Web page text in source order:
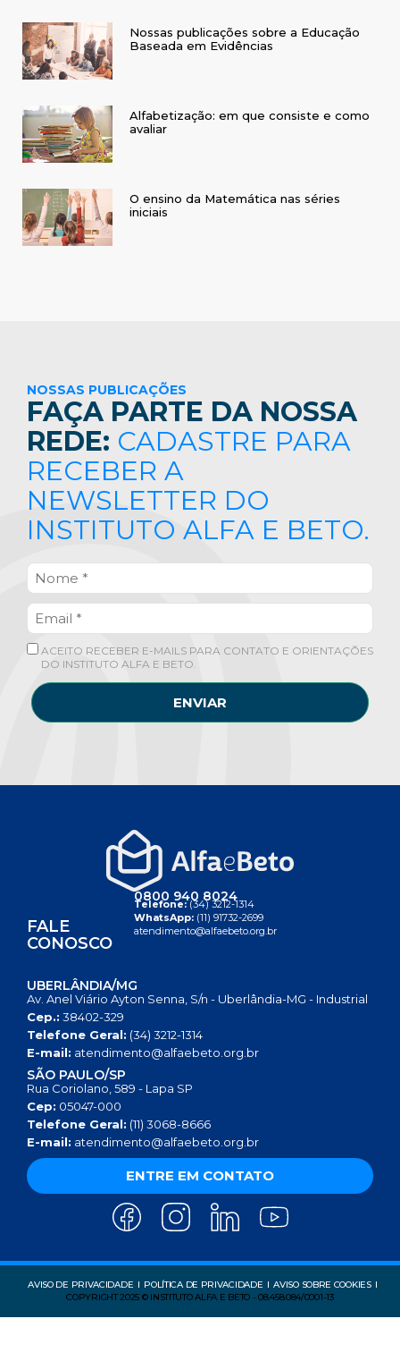
Nossas publicações sobre a Educação
Baseada em Evidências
Alfabetização: em que consiste e como
avaliar
O ensino da Matemática nas séries
iniciais
NOSSAS PUBLICAÇÕES
FAÇA PARTE DA NOSSA
REDE: CADASTRE PARA
RECEBER A
NEWSLETTER DO
INSTITUTO ALFA E BETO.
ACEITO RECEBER E-MAILS PARA CONTATO E ORIENTAÇÕES
DO INSTITUTO ALFA E BETO.
ENVIAR
FALE
CONOSCO
0800 940 8024
Telefone:(34) 3212-1314
WhatsApp: (11) 91732-2699
atendimento@alfaebeto.org.br
UBERLÂNDIA/MG
Av. Anel Viário Ayton Senna, S/n - Uberlândia-MG - Industrial
Cep.: 38402-329
Telefone Geral: (34) 3212-1314
E-mail: atendimento@alfaebeto.org.br
SÃO PAULO/SP
Rua Coriolano, 589 - Lapa SP
Cep: 05047-000
Telefone Geral: (11) 3068-8666
E-mail: atendimento@alfaebeto.org.br
ENTRE EM CONTATO
AVISO DE PRIVACIDADE POLÍTICA DE PRIVACIDADE
AVISO SOBRE COOKIES
COPYRIGHT 2025 © INSTITUTO ALFA E BETO - 08.458.084/0001-13